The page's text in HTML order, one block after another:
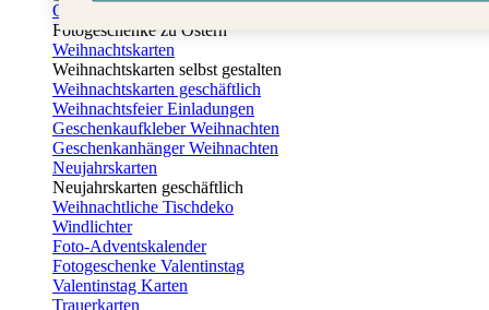
Osterkarten
Fotogeschenke zu Ostern
Weihnachtskarten
Weihnachtskarten selbst gestalten
Weihnachtskarten geschäftlich
Weihnachtsfeier Einladungen
Geschenkaufkleber Weihnachten
Geschenkanhänger Weihnachten
Neujahrskarten
Neujahrskarten geschäftlich
Weihnachtliche Tischdeko
Windlichter
Foto-Adventskalender
Fotogeschenke Valentinstag
Valentinstag Karten
Trauerkarten